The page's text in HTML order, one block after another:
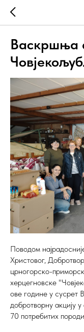
Васкршња
Поводом
Христовог,
црногорско-
херцегновске
ове године у сусрет
добротворну акцију
70 потребитих